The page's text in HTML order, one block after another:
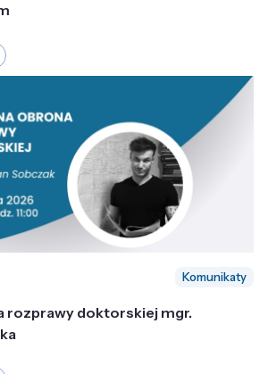
Komunikaty
rozprawy doktorskiej mgr.